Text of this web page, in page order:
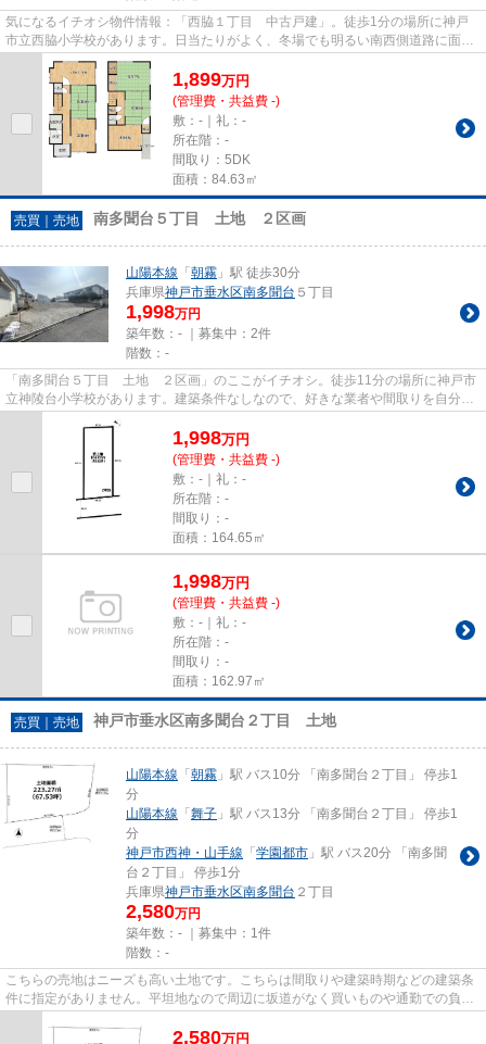
気になるイチオシ物件情報：「西脇１丁目 中古戸建」。徒歩1分の場所に神戸
市立西脇小学校があります。日当たりがよく、冬場でも明るい南西側道路に面し
ています。こちらは中古の戸建...
1,899万円
(管理費・共益費 -)
敷：-｜礼：-
所在階：-
間取り：5DK
面積：84.63㎡
売買｜売地 南多聞台５丁目 土地 ２区画
山陽本線 「 朝霧 」駅 徒歩30分
兵庫県神戸市垂水区南多聞台 ５丁目
1,998万円
築年数：- ｜募集中： 2件
階数：-
「南多聞台５丁目 土地 ２区画」のここがイチオシ。徒歩11分の場所に神戸市
立神陵台小学校があります。建築条件なしなので、好きな業者や間取りを自分で
選ぶことができます。土地面...
1,998万円
(管理費・共益費 -)
敷：-｜礼：-
所在階：-
間取り：-
面積：164.65㎡
1,998万円
(管理費・共益費 -)
敷：-｜礼：-
所在階：-
間取り：-
面積：162.97㎡
売買｜売地 神戸市垂水区南多聞台２丁目 土地
山陽本線 「 朝霧 」駅 バス10分 「南多聞台２丁目」 停歩1
分
山陽本線 「 舞子 」駅 バス13分 「南多聞台２丁目」 停歩1
分
神戸市西神・山手線 「 学園都市 」駅 バス20分 「南多聞
台２丁目」 停歩1分
兵庫県神戸市垂水区南多聞台 ２丁目
2,580万円
築年数：- ｜募集中： 1件
階数：-
こちらの売地はニーズも高い土地です。こちらは間取りや建築時期などの建築条
件に指定がありません。平坦地なので周辺に坂道がなく買いものや通勤での負担
2,580万円